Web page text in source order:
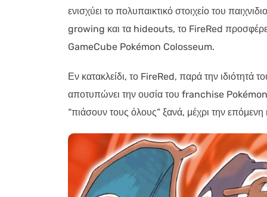
ενισχύει το πολυπαικτικό στοιχείο του
growing και τα hideouts, το FireRed
GameCube Pokémon Colosseum.
Εν κατακλείδι, το FireRed, παρά την
αποτυπώνει την ουσία του franchise
“πιάσουν τους όλους” ξανά, μέχρι την